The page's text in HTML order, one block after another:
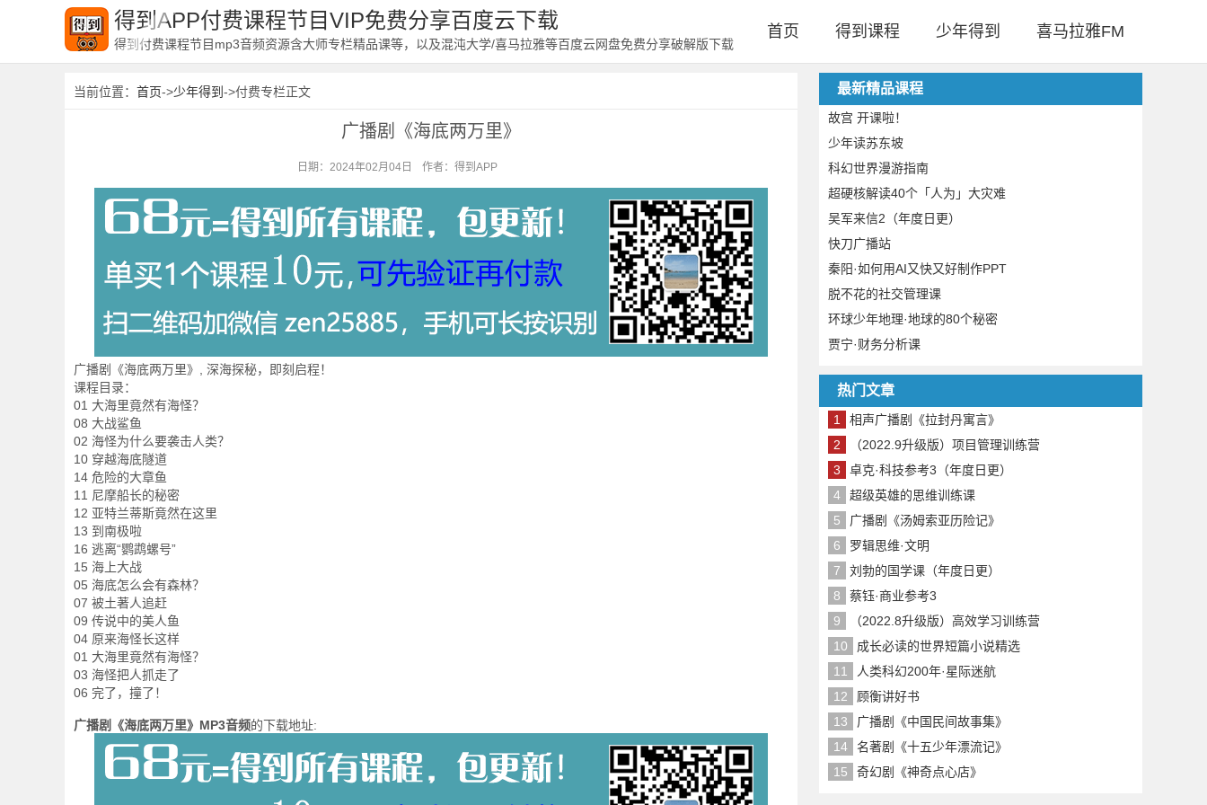
得到APP付费课程节目VIP免费分享百度云下载
得到付费课程节目mp3音频资源含大师专栏精品课等，以及混沌大学/喜马拉雅等百度云网盘免费分享破解版下载
首页 得到课程 少年得到 喜马拉雅FM
当前位置： 首页->少年得到 ->付费专栏正文
广播剧《海底两万里》
日期：2024年02月04日 作者：得到APP
广播剧《海底两万里》, 深海探秘，即刻启程！
课程目录：
01 大海里竟然有海怪？
08 大战鲨鱼
02 海怪为什么要袭击人类？
10 穿越海底隧道
14 危险的大章鱼
11 尼摩船长的秘密
12 亚特兰蒂斯竟然在这里
13 到南极啦
16 逃离“鹦鹉螺号”
15 海上大战
05 海底怎么会有森林？
07 被土著人追赶
09 传说中的美人鱼
04 原来海怪长这样
01 大海里竟然有海怪？
03 海怪把人抓走了
06 完了，撞了！
广播剧《海底两万里》MP3音频的下载地址:
最新精品课程
故宫 开课啦！
少年读苏东坡
科幻世界漫游指南
超硬核解读40个「人为」大灾难
吴军来信2（年度日更）
快刀广播站
秦阳·如何用AI又快又好制作PPT
脱不花的社交管理课
环球少年地理·地球的80个秘密
贾宁·财务分析课
热门文章
1
相声广播剧《拉封丹寓言》
2
（2022.9升级版）项目管理训练营
3
卓克·科技参考3（年度日更）
4
超级英雄的思维训练课
5
广播剧《汤姆索亚历险记》
6
罗辑思维·文明
7
刘勃的国学课（年度日更）
8
蔡钰·商业参考3
9
（2022.8升级版）高效学习训练营
10
成长必读的世界短篇小说精选
11
人类科幻200年·星际迷航
12
顾衡讲好书
13
广播剧《中国民间故事集》
14
名著剧《十五少年漂流记》
15
奇幻剧《神奇点心店》